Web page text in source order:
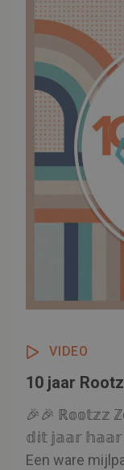
VIDEO
10 jaar
🎉🎉 ℝ𝕠𝕠𝕥𝕫𝕫
𝕕𝕚𝕥 𝕛𝕒𝕒𝕣
Een ware mijlpaal